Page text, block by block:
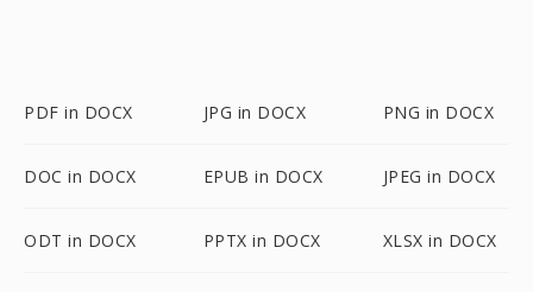
PDF in DOCX JPG in DOCX PNG in DOCX
DOC in DOCX EPUB in DOCX JPEG in DOCX
ODT in DOCX PPTX in DOCX XLSX in DOCX